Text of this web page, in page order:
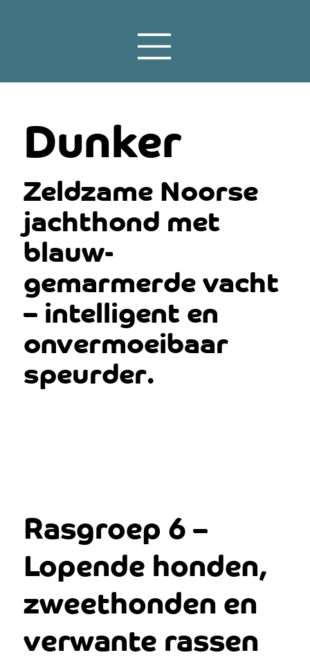
Dunker
Zeldzame Noorse
jachthond met
blauw-
gemarmerde vacht
– intelligent en
onvermoeibaar
speurder.
Rasgroep 6 –
Lopende honden,
zweethonden en
verwante rassen